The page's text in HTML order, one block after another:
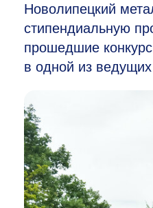
Новолипецкий
стипендиальную
прошедшие
в одной из